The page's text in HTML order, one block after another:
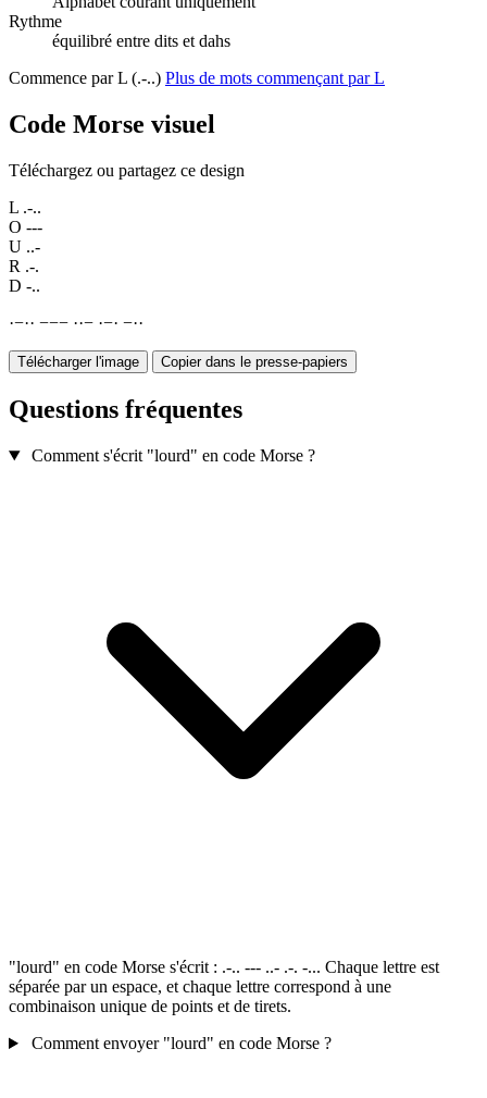
Rythme
équilibré entre dits et dahs
Commence par L (.-..) Plus de mots commençant par L
Code Morse visuel
Téléchargez ou partagez ce design
L .-..
O ---
U ..-
R .-.
D -..
·−·· −−− ··− ·−· −··
Télécharger l'image Copier dans le presse-papiers
Questions fréquentes
Comment s'écrit "lourd" en code Morse ?
"lourd" en code Morse s'écrit : .-.. --- ..- .-. -... Chaque lettre est
séparée par un espace, et chaque lettre correspond à une
combinaison unique de points et de tirets.
Comment envoyer "lourd" en code Morse ?